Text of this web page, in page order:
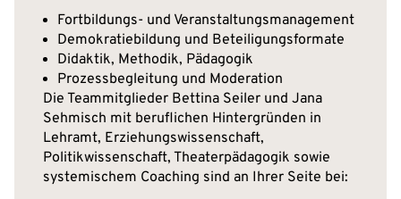
Fortbildungs- und Veranstaltungsmanagement
Demokratiebildung und Beteiligungsformate
Didaktik, Methodik, Pädagogik
Prozessbegleitung und Moderation
Die Teammitglieder Bettina Seiler und Jana
Sehmisch mit beruflichen Hintergründen in
Lehramt, Erziehungswissenschaft,
Politikwissenschaft, Theaterpädagogik sowie
systemischem Coaching sind an Ihrer Seite bei: